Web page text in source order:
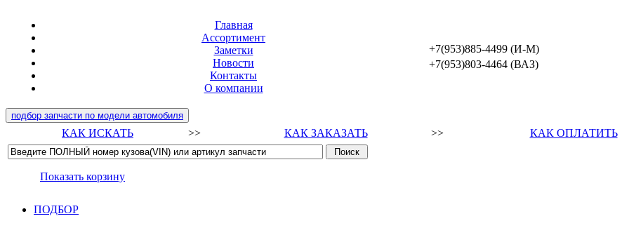
Главная
Ассортимент
Заметки
Новости
Контакты
О компании
+7(953)885-4499 (И-М)
+7(953)803-4464 (ВАЗ)
подбор запчасти по модели автомобиля
КАК ИСКАТЬ >> КАК ЗАКАЗАТЬ >> КАК ОПЛАТИТЬ
Показать корзину
ПОДБОР